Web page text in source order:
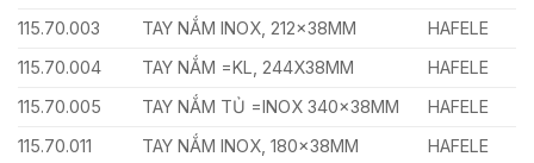
115.70.003
TAY NẮM INOX, 212x38MM
HAFELE
115.70.004
TAY NẮM =KL, 244X38MM
HAFELE
115.70.005
TAY NẮM TỦ =INOX 340x38MM
HAFELE
115.70.011
TAY NẮM INOX, 180x38MM
HAFELE